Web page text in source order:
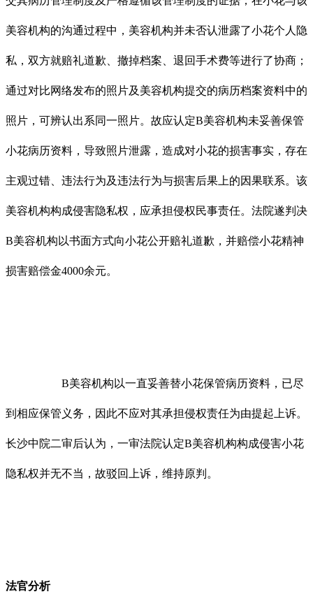
美容机构的沟通过程中，美容机构并未否认泄露了小花个人隐
私，双方就赔礼道歉、撤掉档案、退回手术费等进行了协商；
通过对比网络发布的照片及美容机构提交的病历档案资料中的
照片，可辨认出系同一照片。故应认定B美容机构未妥善保管
小花病历资料，导致照片泄露，造成对小花的损害事实，存在
主观过错、违法行为及违法行为与损害后果上的因果联系。该
美容机构构成侵害隐私权，应承担侵权民事责任。法院遂判决
B美容机构以书面方式向小花公开赔礼道歉，并赔偿小花精神
损害赔偿金4000余元。
B美容机构以一直妥善替小花保管病历资料，已尽
到相应保管义务，因此不应对其承担侵权责任为由提起上诉。
长沙中院二审后认为，一审法院认定B美容机构构成侵害小花
隐私权并无不当，故驳回上诉，维持原判。
法官分析